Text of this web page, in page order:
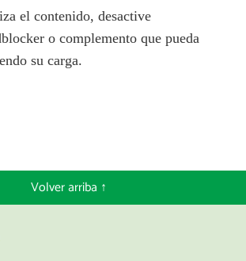
el contenido, desactive
o complemento que pueda
su carga.
Volver arriba ↑